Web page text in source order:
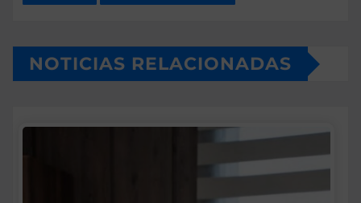
NOTICIAS RELACIONADAS